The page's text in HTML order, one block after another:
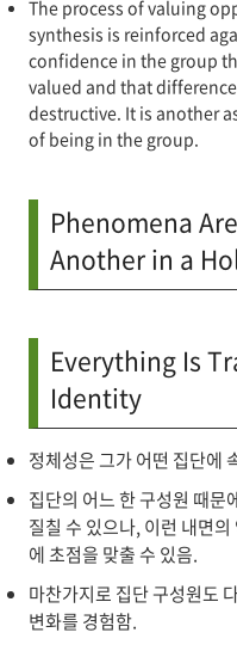
The process of valuing
synthesis is reinforced
confidence in the group
valued and that
destructive. It is another
of being in the group.
Phenomena
Another in a
Everything Is
Identity
정체성은 그가 어떤 집단에
집단의 어느 한 구성원 때문
질칠 수 있으나, 이런 내면
에 초점을 맞출 수 있음.
마찬가지로 집단 구성원도
변화를 경험함.